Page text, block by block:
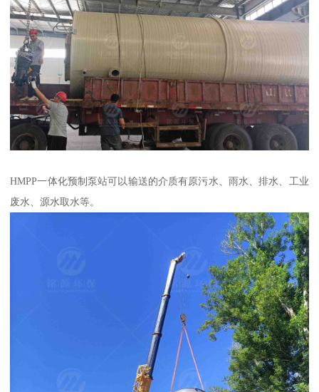
HMPP一体化预制泵站可以输送的介质有原污水、雨水、排水、工业
废水、源水取水等。